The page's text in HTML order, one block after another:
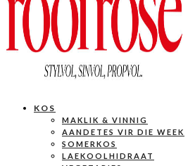
KOS
MAKLIK & VINNIG
AANDETES VIR DIE WEEK
SOMERKOS
LAEKOOLHIDRAAT